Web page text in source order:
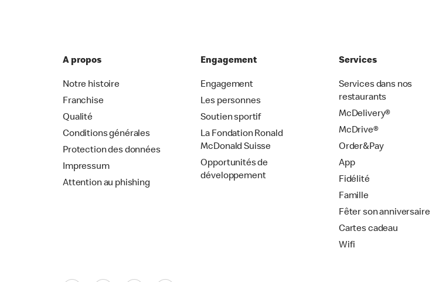
A propos
Notre histoire
Franchise
Qualité
Conditions générales
Protection des données
Impressum
Attention au phishing
Engagement
Engagement
Les personnes
Soutien sportif
La Fondation Ronald
McDonald Suisse
Opportunités de
développement
Services
Services dans nos
restaurants
McDelivery®
McDrive®
Order&Pay
App
Fidélité
Famille
Fêter son anniversaire
Cartes cadeau
Wifi